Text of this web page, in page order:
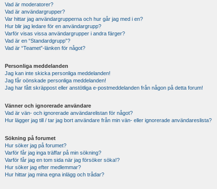
Vad är moderatorer?
Vad är användargrupper?
Var hittar jag användargrupperna och hur går jag med i en?
Hur blir jag ledare för en användargrupp?
Varför visas vissa användargrupper i andra färger?
Vad är en “Standardgrupp”?
Vad är “Teamet”-länken för något?
Personliga meddelanden
Jag kan inte skicka personliga meddelanden!
Jag får oönskade personliga meddelanden!
Jag har fått skräppost eller anstötliga e-postmeddelanden från någon på detta forum!
Vänner och ignorerade användare
Vad är vän- och ignorerade användarelistan för något?
Hur lägger jag till / tar jag bort användare från min vän- eller ignorerade användareslista?
Sökning på forumet
Hur söker jag på forumet?
Varför får jag inga träffar på min sökning?
Varför får jag en tom sida när jag försöker söka!?
Hur söker jag efter medlemmar?
Hur hittar jag mina egna inlägg och trådar?